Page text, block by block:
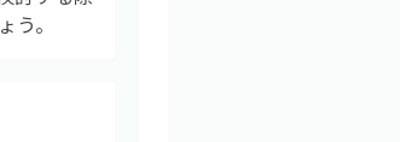
。